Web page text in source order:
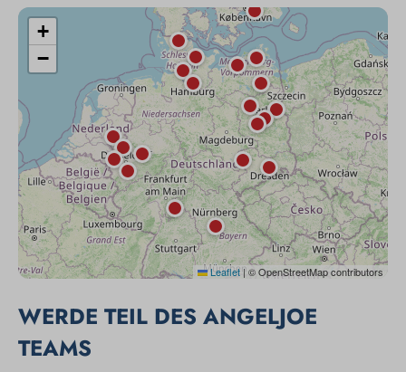
WERDE TEIL DES ANGELJOE
TEAMS
+
−
Leaflet |© OpenStreetMap contributors